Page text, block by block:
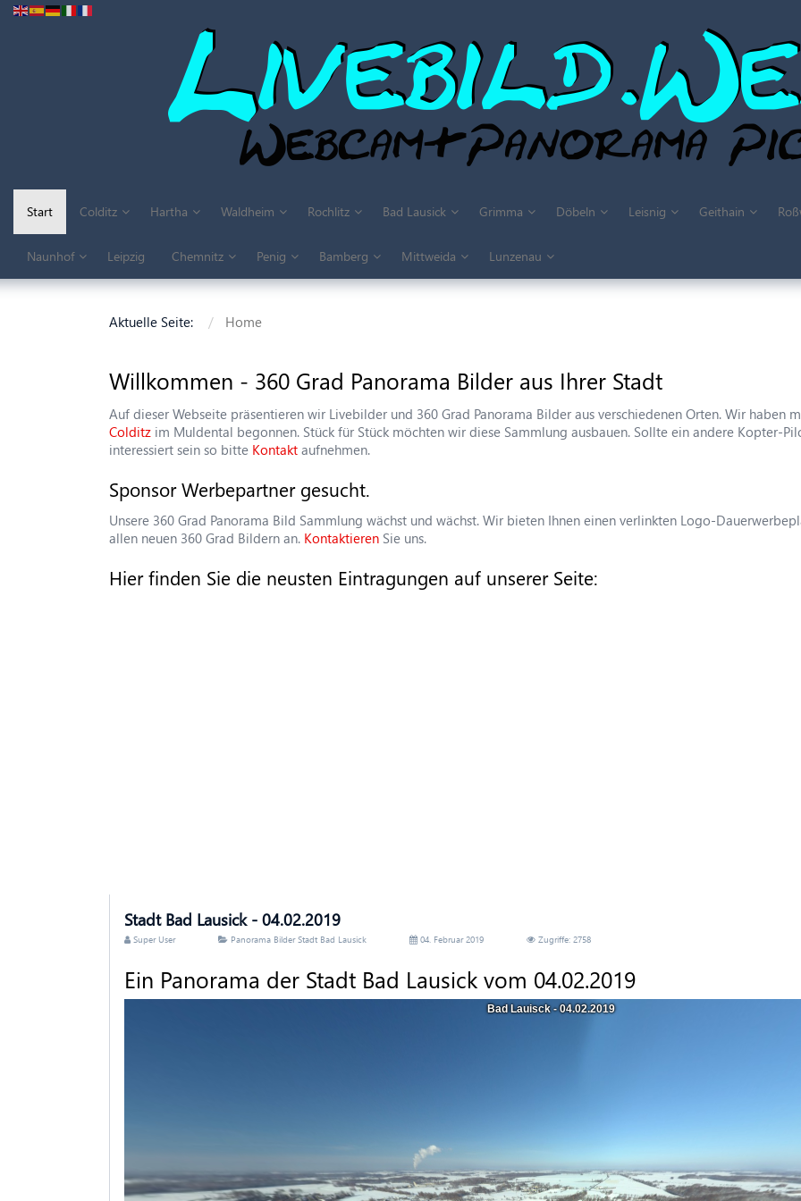
Start Colditz Hartha Waldheim Rochlitz Bad Lausick Grimma Döbeln Leisnig Geithain
Naunhof Leipzig Chemnitz Penig Bamberg Mittweida Lunzenau
Aktuelle Seite: Home
Willkommen - 360 Grad Panorama Bilder aus Ihrer Stadt
Auf dieser Webseite präsentieren wir Livebilder und 360 Grad Panorama Bilder aus verschiedenen Orten. Wir haben
Colditz im Muldental begonnen. Stück für Stück möchten wir diese Sammlung ausbauen. Sollte ein andere Kopter-
interessiert sein so bitte Kontakt aufnehmen.
Sponsor Werbepartner gesucht.
Unsere 360 Grad Panorama Bild Sammlung wächst und wächst. Wir bieten Ihnen einen verlinkten Logo-
allen neuen 360 Grad Bildern an. Kontaktieren Sie uns.
Hier finden Sie die neusten Eintragungen auf unserer Seite:
Stadt Bad Lausick - 04.02.2019
Super User Panorama Bilder Stadt Bad Lausick 04. Februar 2019 Zugriffe: 2758
Ein Panorama der Stadt Bad Lausick vom 04.02.2019